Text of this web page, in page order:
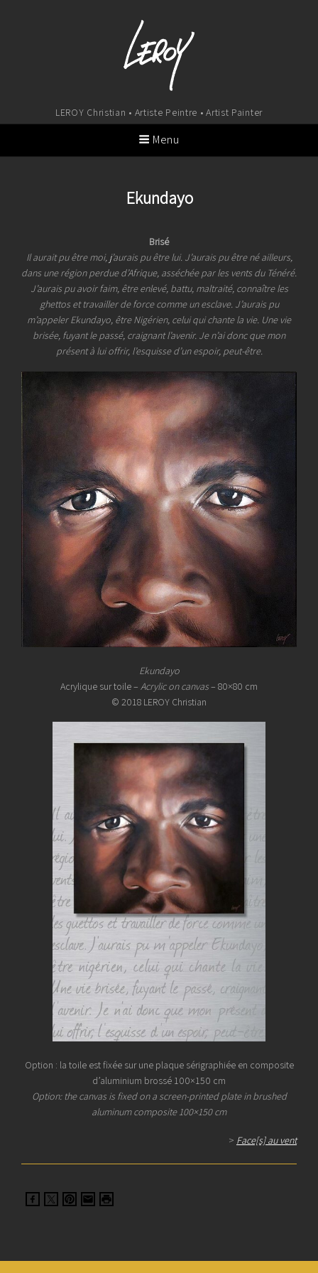
LEROY Christian • Artiste Peintre • Artist Painter
Menu
Ekundayo
Brisé
Il aurait pu être moi, j’aurais pu être lui. J’aurais pu être né ailleurs,
dans une région perdue d’Afrique, asséchée par les vents du Ténéré.
J’aurais pu avoir faim, être enlevé, battu, maltraité, connaître les
ghettos et travailler de force comme un esclave. J’aurais pu
m’appeler Ekundayo, être Nigérien, celui qui chante la vie. Une vie
brisée, fuyant le passé, craignant l’avenir. Je n’ai donc que mon
présent à lui offrir, l’esquisse d’un espoir, peut-être.
Ekundayo
Acrylique sur toile – Acrylic on canvas– 80×80 cm
© 2018 LEROY Christian
Option : la toile est fixée sur une plaque sérigraphiée en composite
d’aluminium brossé 100×150 cm
Option: the canvas is fixed on a screen-printed plate in brushed
aluminum composite 100×150 cm
> Face[s] au vent